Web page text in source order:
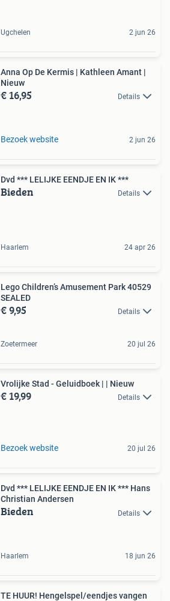
Ugchelen 2 jun 26
Anna Op De Kermis | Kathleen Amant |
Nieuw
€ 16,95 Details
Bezoek website 2 jun 26
Dvd *** LELIJKE EENDJE EN IK ***
Bieden Details
Haarlem 24 apr 26
Lego Children’s Amusement Park 40529
SEALED
€ 9,95 Details
Zoetermeer 20 jul 26
Vrolijke Stad - Geluidboek | | Nieuw
€ 19,99 Details
Bezoek website 20 jul 26
Dvd *** LELIJKE EENDJE EN IK *** Hans
Christian Andersen
Bieden Details
Haarlem 18 jun 26
TE HUUR! Hengelspel/eendjes vangen